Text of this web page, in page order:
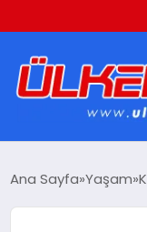
EKONOMI
Ana Sayfa Yaşam